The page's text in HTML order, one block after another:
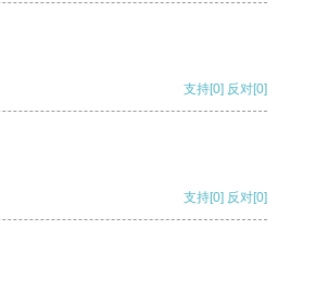
支持[0] 反对[0]
支持[0] 反对[0]